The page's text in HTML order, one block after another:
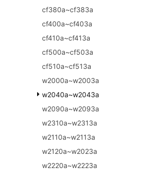
cf380a~cf383a
cf400a~cf403a
cf410a~cf413a
cf500a~cf503a
cf510a~cf513a
w2000a~w2003a
w2040a~w2043a
w2090a~w2093a
w2310a~w2313a
w2110a~w2113a
w2120a~w2023a
w2220a~w2223a